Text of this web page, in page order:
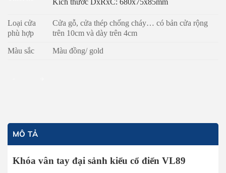
Kích thước DxRxC: 680x75x85mm
Loại cửa
phù hợp
Cửa gỗ, cửa thép chống cháy… có bản cửa rộng
trên 10cm và dày trên 4cm
Màu sắc Màu đồng/ gold
MÔ TẢ
Khóa vân tay đại sảnh kiểu cổ điển VL89